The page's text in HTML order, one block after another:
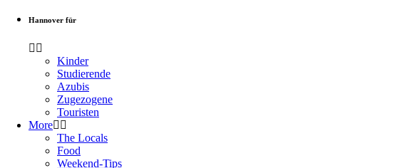
Hannover für
Kinder
Studierende
Azubis
Zugezogene
Touristen
More
The Locals
Food
Weekend-Tips